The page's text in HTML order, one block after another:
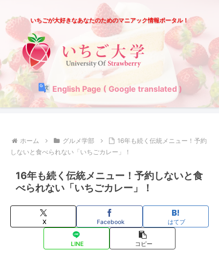
いちごが大好きなあなたのためのマニアック情報ポータル！
English Page ( Google translated )
ホーム グルメ学部
16年も続く伝統メニュー！予約
しないと食べられない「いちごカレー」！
16年も続く伝統メニュー！予約しないと食
べられない「いちごカレー」！
X Facebook はてブ
LINE コピー